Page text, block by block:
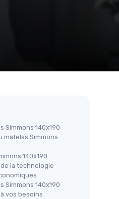
Simmons 140x190
Simmons
140x190
la technologie
Simmons 140x190
vos besoins